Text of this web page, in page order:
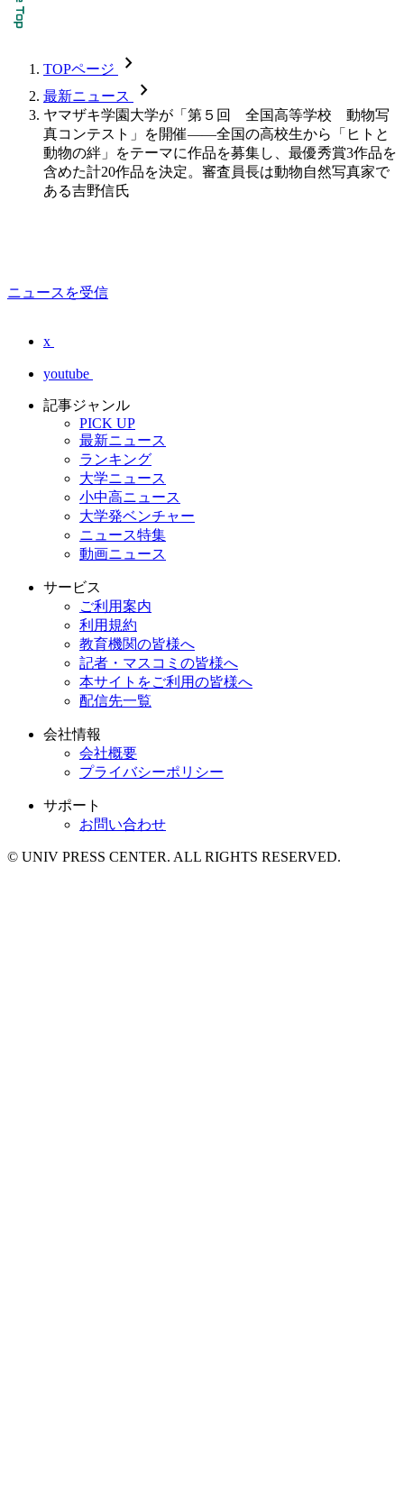
TOPページ chevron_forward
最新ニュース chevron_forward
ヤマザキ学園大学が「第５回 全国高等学校 動物写
真コンテスト」を開催――全国の高校生から「ヒトと
動物の絆」をテーマに作品を募集し、最優秀賞3作品を
含めた計20作品を決定。審査員長は動物自然写真家で
ある吉野信氏
ニュースを受信
x
youtube
記事ジャンル
PICK UP
最新ニュース
ランキング
大学ニュース
小中高ニュース
大学発ベンチャー
ニュース特集
動画ニュース
サービス
ご利用案内
利用規約
教育機関の皆様へ
記者・マスコミの皆様へ
本サイトをご利用の皆様へ
配信先一覧
会社情報
会社概要
プライバシーポリシー
サポート
お問い合わせ
© UNIV PRESS CENTER. ALL RIGHTS RESERVED.